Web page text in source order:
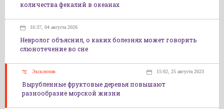
количества фекалий в океанах
16:37, 04 августа 2026
Невролог объяснил, о каких болезнях может говорить
слюнотечение во сне
Эксклюзив 15:02, 25 августа 2023
Вырубленные фруктовые деревья повышают
разнообразие морской жизни